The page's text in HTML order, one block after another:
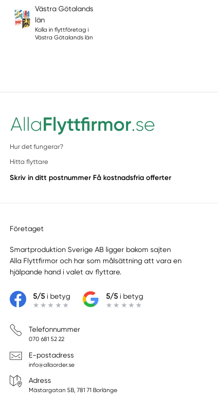
Västra Götalands
län
Kolla in flyttföretag i
Västra Götalands län
Hur det fungerar?
Hitta flyttare
Skriv in ditt postnummer Få kostnadsfria offerter
Företaget
Smartproduktion Sverige AB ligger bakom sajten
Alla Flyttfirmor och har som målsättning att vara en
hjälpande hand i valet av flyttare.
5/5i betyg 5/5i betyg
Telefonnummer
070 681 52 22
E-postadress
info@allaorder.se
Adress
Mästargatan 5B, 781 71 Borlänge